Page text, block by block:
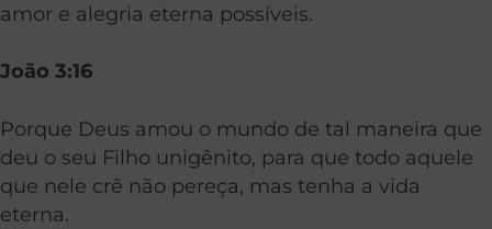
amor e alegria eterna possíveis.
João 3:16
Porque Deus amou o mundo de tal maneira que
deu o seu Filho unigênito, para que todo aquele
que nele crê não pereça, mas tenha a vida
eterna.